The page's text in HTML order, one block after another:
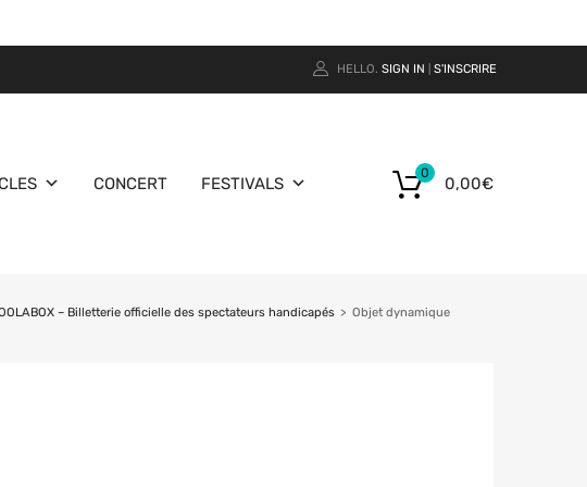
HELLO. SIGN IN S'INSCRIRE
0,00€
0
CONCERT FESTIVALS
– Billetterie officielle des spectateurs handicapés > Objet dynamique